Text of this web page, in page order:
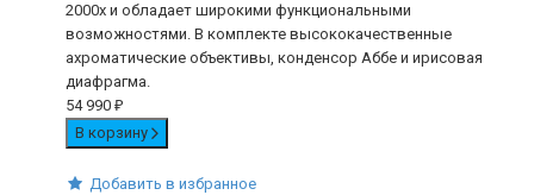
2000х и обладает широкими функциональными
возможностями. В комплекте высококачественные
ахроматические объективы, конденсор Аббе и ирисовая
диафрагма.
54 990 ₽
В корзину
Добавить в избранное